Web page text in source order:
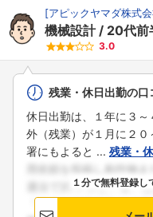
[アピックヤマダ株式
機械設計 20代前
3.0
残業・休日出勤の口
休日出勤は、１年に３
外（残業）が１月に２
署にもよると ... 残業・
１分で無料登録